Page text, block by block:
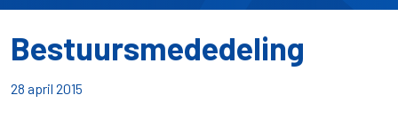
Bestuursmededeling
28 april 2015